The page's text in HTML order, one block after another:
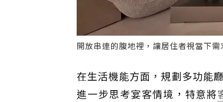
開放串連的腹地裡，讓居住者視當下
在生活機能方面，規劃多功能
進一步思考宴客情境，特意將